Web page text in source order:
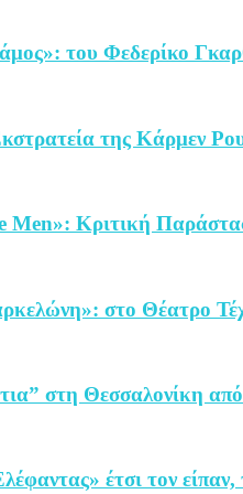
του Φεδερίκο
της Κάρμεν
Men»: Κριτική
στο Θέατρο
στη Θεσσαλονίκη
έτσι τον είπαν,